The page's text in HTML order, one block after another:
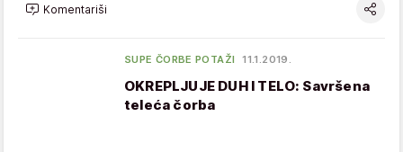
Komentariši
SUPE ČORBE POTAŽI 11.1.2019.
OKREPLJUJE DUH I TELO: Savršena
teleća čorba